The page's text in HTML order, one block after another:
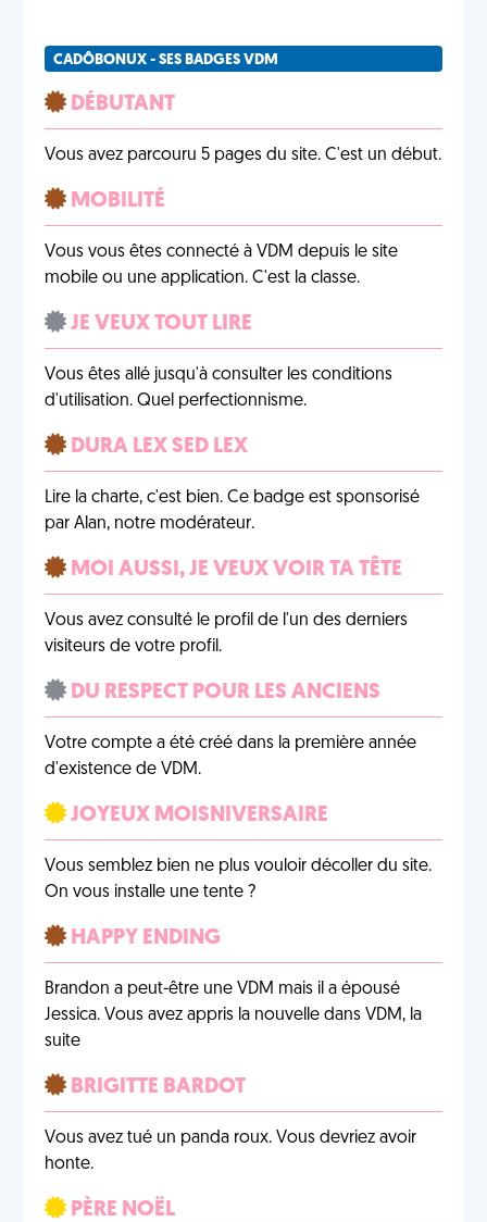
CADÔBONUX - SES BADGES VDM
DÉBUTANT
Vous avez parcouru 5 pages du site. C'est un début.
MOBILITÉ
Vous vous êtes connecté à VDM depuis le site
mobile ou une application. C'est la classe.
JE VEUX TOUT LIRE
Vous êtes allé jusqu'à consulter les conditions
d'utilisation. Quel perfectionnisme.
DURA LEX SED LEX
Lire la charte, c'est bien. Ce badge est sponsorisé
par Alan, notre modérateur.
MOI AUSSI, JE VEUX VOIR TA TÊTE
Vous avez consulté le profil de l'un des derniers
visiteurs de votre profil.
DU RESPECT POUR LES ANCIENS
Votre compte a été créé dans la première année
d'existence de VDM.
JOYEUX MOISNIVERSAIRE
Vous semblez bien ne plus vouloir décoller du site.
On vous installe une tente ?
HAPPY ENDING
Brandon a peut-être une VDM mais il a épousé
Jessica. Vous avez appris la nouvelle dans VDM, la
suite
BRIGITTE BARDOT
Vous avez tué un panda roux. Vous devriez avoir
honte.
PÈRE NOËL